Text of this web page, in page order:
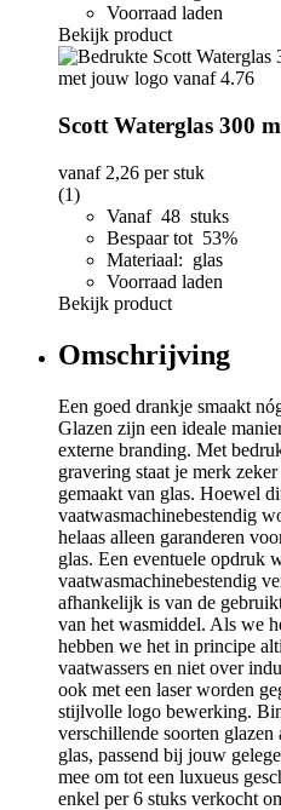
Voorraad laden
Bekijk product
Scott Waterglas 300
vanaf 2,26 per stuk
(1)
Vanaf 48 stuks
Bespaar tot 53%
Materiaal: glas
Voorraad laden
Bekijk product
Omschrijving
Een goed drankje smaakt
Glazen zijn een ideale
externe branding. Met
gravering staat je merk
gemaakt van glas. Hoewel
vaatwasmachinebestendig
helaas alleen garanderen
glas. Een eventuele opdruk
vaatwasmachinebestendig
afhankelijk is van de
van het wasmiddel. Als we
hebben we het in principe
vaatwassers en niet over
ook met een laser worden
stijlvolle logo bewerking.
verschillende soorten glazen
glas, passend bij jouw
mee om tot een luxueus
enkel per 6 stuks verkocht